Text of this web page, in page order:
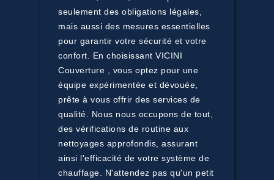
seulement des obligations légales,
mais aussi des mesures essentielles
pour garantir votre sécurité et votre
confort. En choisissant VICINI
Couverture , vous optez pour une
équipe expérimentée et dévouée,
prête à vous offrir des services de
qualité. Nous nous occupons de tout,
des vérifications de routine aux
nettoyages approfondis, assurant
ainsi l'efficacité de votre système de
chauffage. N'attendez pas qu'un petit